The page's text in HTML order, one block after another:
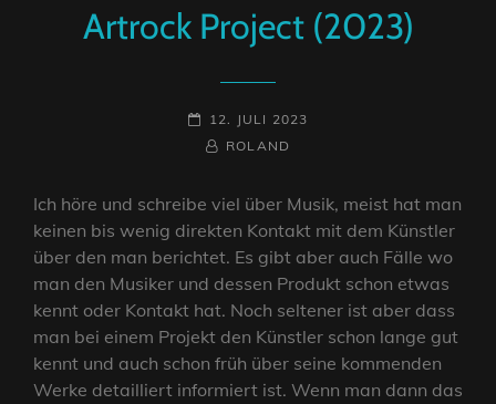
Artrock Project (2023)
POSTED-
ON
12. JULI 2023
BY
BYLINEROLAND
Ich höre und schreibe viel über Musik, meist hat man
keinen bis wenig direkten Kontakt mit dem Künstler
über den man berichtet. Es gibt aber auch Fälle wo
man den Musiker und dessen Produkt schon etwas
kennt oder Kontakt hat. Noch seltener ist aber dass
man bei einem Projekt den Künstler schon lange gut
kennt und auch schon früh über seine kommenden
Werke detailliert informiert ist. Wenn man dann das